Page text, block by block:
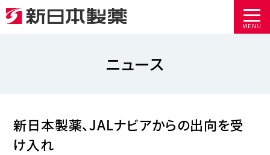
MENU
ニュース
新日本製薬、JALナビアからの出向を受
け入れ